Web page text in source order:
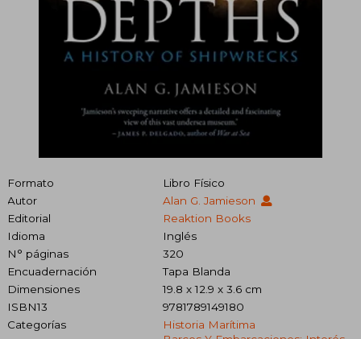
Formato
Libro Físico
Autor
Alan G. Jamieson
Editorial
Reaktion Books
Idioma
Inglés
N° páginas
320
Encuadernación
Tapa Blanda
Dimensiones
19.8 x 12.9 x 3.6 cm
ISBN13
9781789149180
Categorías
Historia Marítima